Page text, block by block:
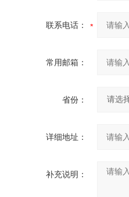
联系电话：
常用邮箱：
省份：
详细地址：
补充说明：